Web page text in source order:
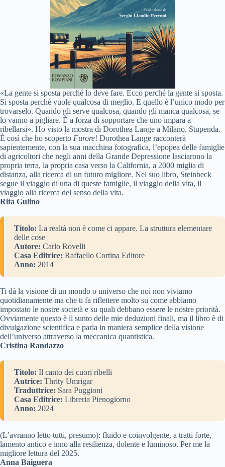
«La gente si sposta perché lo deve fare. Ecco perché la gente si sposta.
Si sposta perché vuole qualcosa di meglio. E quello è l’unico modo per
trovarselo. Quando gli serve qualcosa, quando gli manca qualcosa, se
lo vanno a pigliare. È a forza di sopportare che uno impara a
ribellarsi». Ho visto la mostra di Dorothea Lange a Milano. Stupenda.
È così che ho scoperto Furore! Dorothea Lange racconterà
sapientemente, con la sua macchina fotografica, l’epopea delle famiglie
di agricoltori che negli anni della Grande Depressione lasciarono la
propria terra, la propria casa verso la California, a 2000 miglia di
distanza, alla ricerca di un futuro migliore. Nel suo libro, Steinbeck
segue il viaggio di una di queste famiglie, il viaggio della vita, il
viaggio alla ricerca del senso della vita.
Rita Gulino
Titolo: La realtà non è come ci appare. La struttura elementare
delle cose
Autore: Carlo Rovelli
Casa Editrice: Raffaello Cortina Editore
Anno: 2014
Ti dà la visione di un mondo o universo che noi non viviamo
quotidianamente ma che ti fa riflettere molto su come abbiamo
impostato le nostre società e su quali debbano essere le nostre priorità.
Ovviamente questo è il sunto delle mie deduzioni finali, ma il libro è di
divulgazione scientifica e parla in maniera semplice della visione
dell’universo attraverso la meccanica quantistica.
Cristina Randazzo
Titolo: Il canto dei cuori ribelli
Autrice: Thrity Umrigar
Traduttrice: Sara Puggioni
Casa Editrice: Libreria Pienogiorno
Anno: 2024
(L’avranno letto tutti, presumo): fluido e coinvolgente, a tratti forte,
lamento antico e inno alla resilienza, dolente e luminoso. Per me la
migliore lettura del 2025.
Anna Baiguera